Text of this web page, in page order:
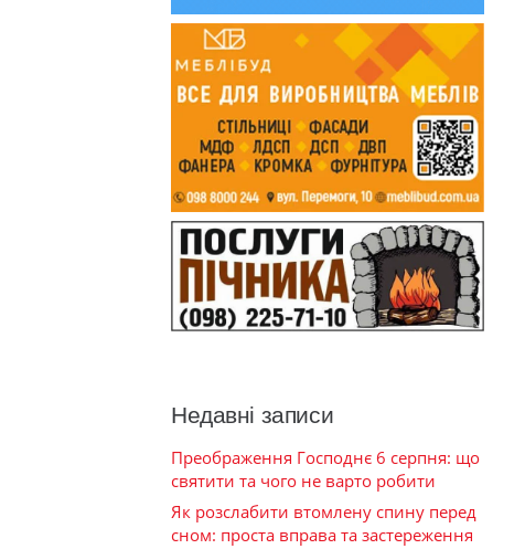
Недавні записи
Преображення Господнє 6 серпня: що
святити та чого не варто робити
Як розслабити втомлену спину перед
сном: проста вправа та застереження